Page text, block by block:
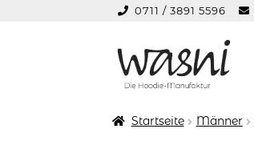
0711 / 3891 5596
Zur
springen
Zum
springen
Startseite Männer